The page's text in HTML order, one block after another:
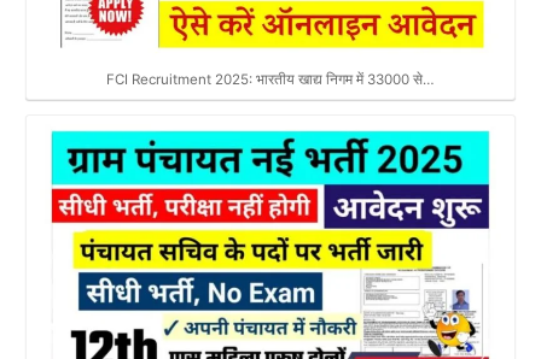
FCI Recruitment 2025: भारतीय खाद्य निगम में 33000 से…